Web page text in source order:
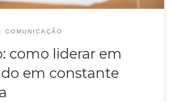
COMUNICAÇÃO
como liderar em
em constante